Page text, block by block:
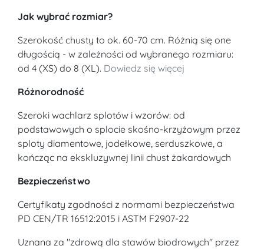
Jak wybrać rozmiar?
Szerokość chusty to ok. 60-70 cm. Różnią się one
długością - w zależności od wybranego rozmiaru:
od 4 (XS) do 8 (XL). Dowiedz się więcej
Różnorodność
Szeroki wachlarz splotów i wzorów: od
podstawowych o splocie skośno-krzyżowym przez
sploty diamentowe, jodełkowe, serduszkowe, a
kończąc na ekskluzywnej linii chust żakardowych
Bezpieczeństwo
Certyfikaty zgodności z normami bezpieczeństwa
PD CEN/TR 16512:2015 i ASTM F2907-22
Uznana za "zdrową dla stawów biodrowych" przez